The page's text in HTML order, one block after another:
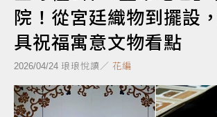
院！從宮廷織物到擺設
具祝福寓意文物看點
2026/04/24 琅琅悅讀／ 花編